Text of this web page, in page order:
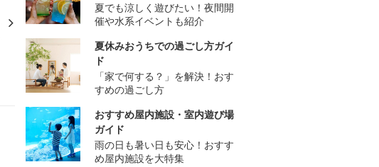
夏でも涼しく遊びたい！夜間開
催や水系イベントも紹介
夏休みおうちでの過ごし方ガイ
ド
「家で何する？」を解決！おす
すめの過ごし方
おすすめ屋内施設・室内遊び場
ガイド
雨の日も暑い日も安心！おすす
め屋内施設を大特集